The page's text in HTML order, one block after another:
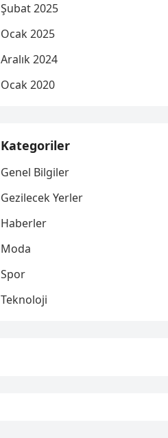
Şubat 2025
Ocak 2025
Aralık 2024
Ocak 2020
Kategoriler
Genel Bilgiler
Gezilecek Yerler
Haberler
Moda
Spor
Teknoloji